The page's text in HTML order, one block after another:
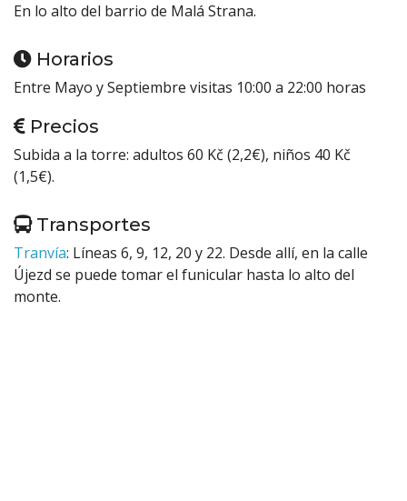
En lo alto del barrio de Malá Strana.
Horarios
Entre Mayo y Septiembre visitas 10:00 a 22:00 horas
Precios
Subida a la torre: adultos 60 Kč (2,2€), niños 40 Kč
(1,5€).
Transportes
Tranvía: Líneas 6, 9, 12, 20 y 22. Desde allí, en la calle
Újezd se puede tomar el funicular hasta lo alto del
monte.